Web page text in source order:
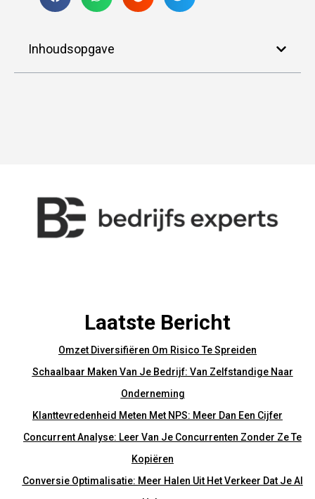
Inhoudsopgave
Laatste Bericht
Omzet Diversifiëren Om Risico Te Spreiden
Schaalbaar Maken Van Je Bedrijf: Van Zelfstandige Naar
Onderneming
Klanttevredenheid Meten Met NPS: Meer Dan Een Cijfer
Concurrent Analyse: Leer Van Je Concurrenten Zonder Ze Te
Kopiëren
Conversie Optimalisatie: Meer Halen Uit Het Verkeer Dat Je Al